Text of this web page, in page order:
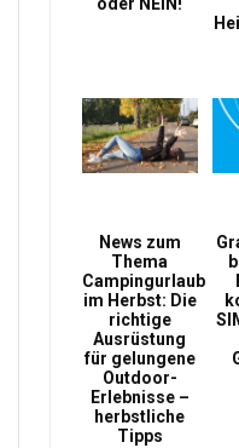
oder NEIN!
News zum
Thema
Campingurlaub
im Herbst: Die
richtige
Ausrüstung
für gelungene
Outdoor-
Erlebnisse –
herbstliche
Tipps